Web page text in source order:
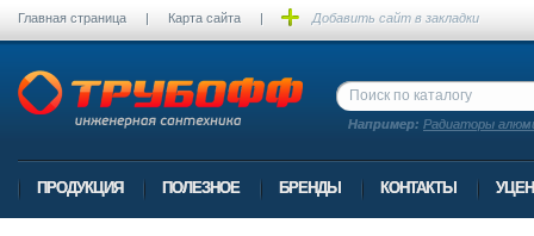
Главная страница | Карта сайта | Добавить сайт в закладки
Например: Радиаторы
ПРОДУКЦИЯ ПОЛЕЗНОЕ БРЕНДЫ КОНТАКТЫ